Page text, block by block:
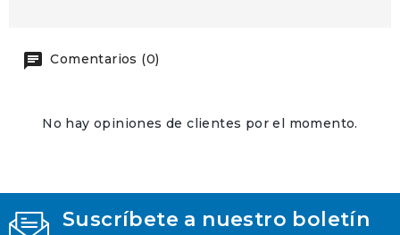
Comentarios (0)
No hay opiniones de clientes por el momento.
Suscríbete a nuestro boletín